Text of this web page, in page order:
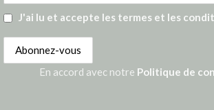
J'ai lu et accepte les termes et les
En accord avec notre Politique de